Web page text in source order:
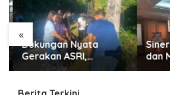
«
Dukungan Nyata
Gerakan ASRI,
Sekretariat DPRD
Lajur Jalan Manado –
dan